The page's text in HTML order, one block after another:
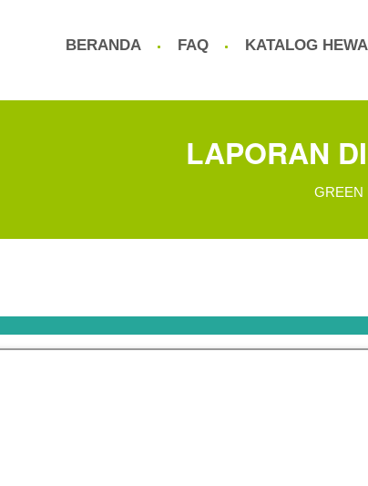
BERANDA FAQ KATALOG
LAPORAN
GREEN